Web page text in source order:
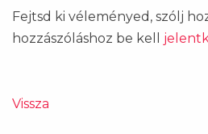
Fejtsd ki véleményed, szólj
hozzászóláshoz be kell
Vissza